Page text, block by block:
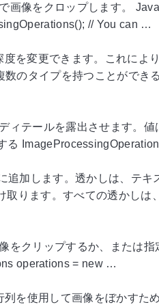
画像をクロップします。
// You can …
を変更できます。これによ
のタイプを持つことができ
テールを露出させます。
る
加します。透かしは、テ
ります。すべての透かしは
クリップするか、または指
operations = new …
を使用して画像をぼかすた